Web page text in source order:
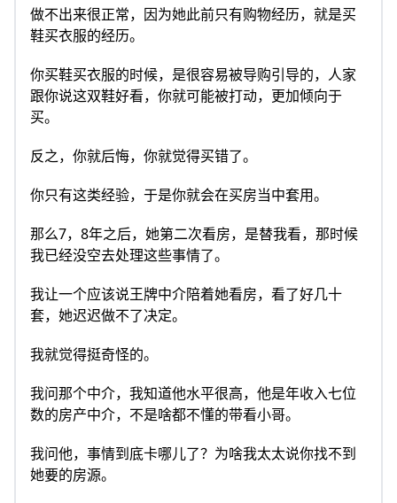
做不出来很正常，因为她此前只有购物经历，就是买
鞋买衣服的经历。
你买鞋买衣服的时候，是很容易被导购引导的，人家
跟你说这双鞋好看，你就可能被打动，更加倾向于
买。
反之，你就后悔，你就觉得买错了。
你只有这类经验，于是你就会在买房当中套用。
那么7，8年之后，她第二次看房，是替我看，那时候
我已经没空去处理这些事情了。
我让一个应该说王牌中介陪着她看房，看了好几十
套，她迟迟做不了决定。
我就觉得挺奇怪的。
我问那个中介，我知道他水平很高，他是年收入七位
数的房产中介，不是啥都不懂的带看小哥。
我问他，事情到底卡哪儿了？为啥我太太说你找不到
她要的房源。